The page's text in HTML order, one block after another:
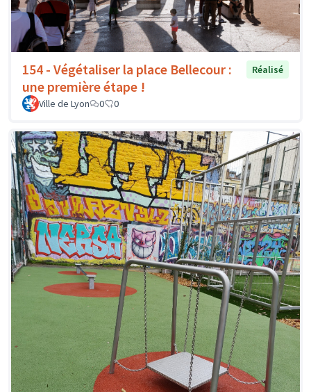
154 - Végétaliser la place Bellecour :
une première étape !
Réalisé
Ville de Lyon 0 0